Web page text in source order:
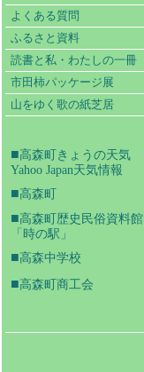
よくある質問
ふるさと資料
読書と私・わたしの一冊
市田柿パッケージ展
山をゆく歌の紙芝居
■高森町きょうの天気
Yahoo Japan天気情報
■高森町
■高森町歴史民俗資料館
「時の駅」
■高森中学校
■高森町商工会